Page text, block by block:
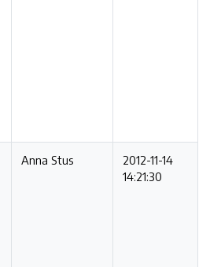
Anna Stus
2012-11-14
14:21:30